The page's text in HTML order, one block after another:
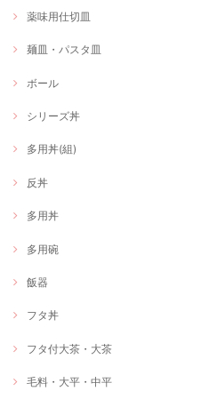
薬味用仕切皿
麺皿・パスタ皿
ボール
シリーズ丼
多用丼(組)
反丼
多用丼
多用碗
飯器
フタ丼
フタ付大茶・大茶
毛料・大平・中平